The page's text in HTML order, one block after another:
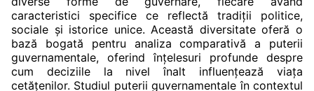
caracteristici specifice ce reflectă tradiții politice,
sociale și istorice unice. Această diversitate oferă o
bază bogată pentru analiza comparativă a puterii
guvernamentale, oferind înțelesuri profunde despre
cum deciziile la nivel înalt influențează viața
cetățenilor. Studiul puterii guvernamentale în contextul